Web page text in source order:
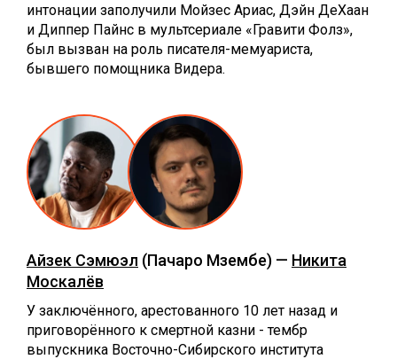
интонации заполучили Мойзес Ариас, Дэйн ДеХаан
и Диппер Пайнс в мультсериале «Гравити Фолз»,
был вызван на роль писателя-мемуариста,
бывшего помощника Видера.
Айзек Сэмюэл (Пачаро Мзембе) — Никита
Москалёв
У заключённого, арестованного 10 лет назад и
приговорённого к смертной казни - тембр
выпускника Восточно-Сибирского института